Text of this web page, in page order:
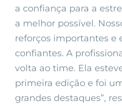
a confiança para a
a melhor possível.
reforços importantes e
confiantes. A
volta ao time. Ela
primeira edição e foi
grandes destaques”,